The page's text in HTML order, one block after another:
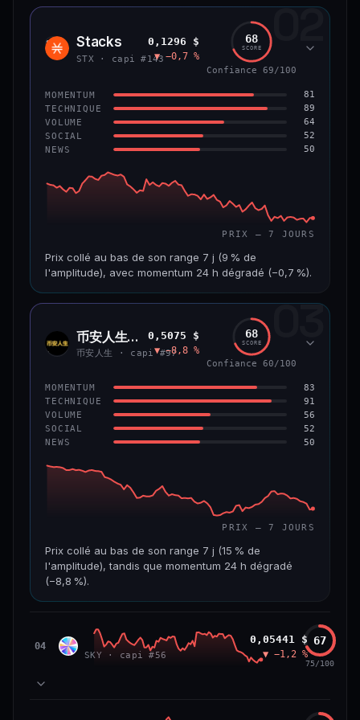
CAP. MARCHÉ VOLUME 24 H
VAR. 7 J VAR. 30 J
−9,9 %
VS ATH
−55,9 %
CONFIANCE 66/100
02
STX Stacks
STX · capi #143
0,1296 $
▼ −0,7 %
68
SCORE
Confiance 69/100
MOMENTUM 81
TECHNIQUE 89
VOLUME 64
SOCIAL 52
NEWS 50
PRIX — 7 JOURS
Prix collé au bas de son range 7 j (9 % de
l'amplitude), avec momentum 24 h dégradé (−0,7 %).
CAP. MARCHÉ VOLUME 24 H
VAR. 7 J VAR. 30 J
−22,2 %
VS ATH
−96,6 %
RANG CAPI.
#143
CONFIANCE 69/100
03
币安
人生
币安人生 (BinanceLife)
币安人生 · capi #97
0,5075 $
▼ −8,8 %
68
SCORE
Confiance 60/100
MOMENTUM 83
TECHNIQUE 91
VOLUME 56
SOCIAL 52
NEWS 50
PRIX — 7 JOURS
Prix collé au bas de son range 7 j (15 % de
l'amplitude), tandis que momentum 24 h dégradé
(−8,8 %).
508 M$ 8,7 M$
VAR. 7 J VAR. 30 J
04 SKY Sky
SKY · capi #56
0,05441 $
▼ −1,2 %
67
75/100
78